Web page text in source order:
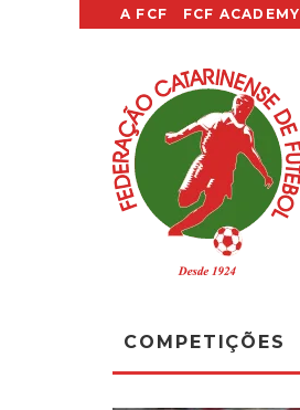
A FCF FCF ACADEMY
COMPETIÇÕES